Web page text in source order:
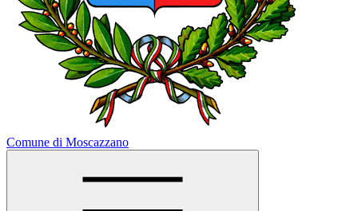
Comune di Moscazzano